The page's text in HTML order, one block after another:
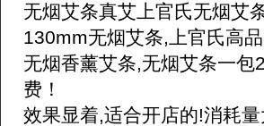
无烟艾条真艾上官氏无烟艾
130mm无烟艾条,上官氏高
无烟香薰艾条,无烟艾条一
费！
效果显着,适合开店的!消耗